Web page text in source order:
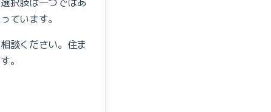
ています。
談ください。住ま
。